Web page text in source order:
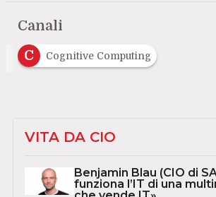
Canali
C
Cognitive Computing
VITA DA CIO
Benjamin Blau (CIO di
funziona l’IT di una